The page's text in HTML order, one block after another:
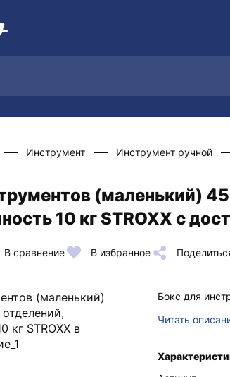
Инструмент Инструмент ручной
(маленький)
10 кг STROXX с
В сравнение В избранное
Бокс для
Читать